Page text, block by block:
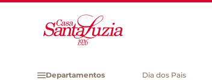
Departamentos Dia dos Pais